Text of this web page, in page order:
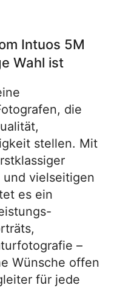
Intuos 5M
Wahl ist
die
stellen. Mit
und vielseitigen
es ein
–
Wünsche offen
für jede